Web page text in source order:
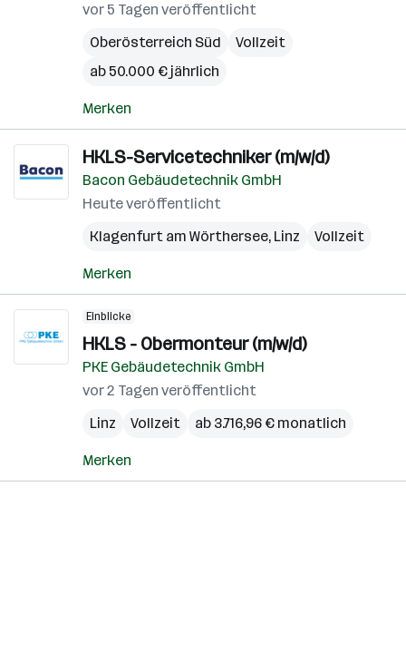
vor 5 Tagen veröffentlicht
Oberösterreich Süd
Vollzeit
ab 50.000 € jährlich
Merken
HKLS-Servicetechniker (m/w/d)
Bacon Gebäudetechnik GmbH
Heute veröffentlicht
Klagenfurt am Wörthersee, Linz Vollzeit
Merken
Einblicke
HKLS - Obermonteur (m/w/d)
PKE Gebäudetechnik GmbH
vor 2 Tagen veröffentlicht
Linz
Vollzeit ab 3.716,96 € monatlich
Merken